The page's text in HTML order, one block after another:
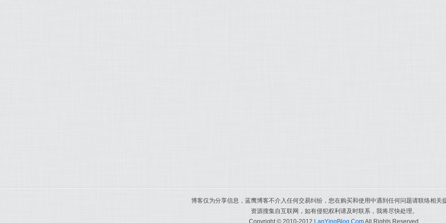
博客仅为分享信息，蓝鹰博客不介入任何交易纠纷，您在购买和使用中遇到任何问题请联络相关
资源搜集自互联网，如有侵犯权利请及时联系，我将尽快处理。
Copyright © 2010-2012
LanYingBlog.ComAll Rights Reserved.